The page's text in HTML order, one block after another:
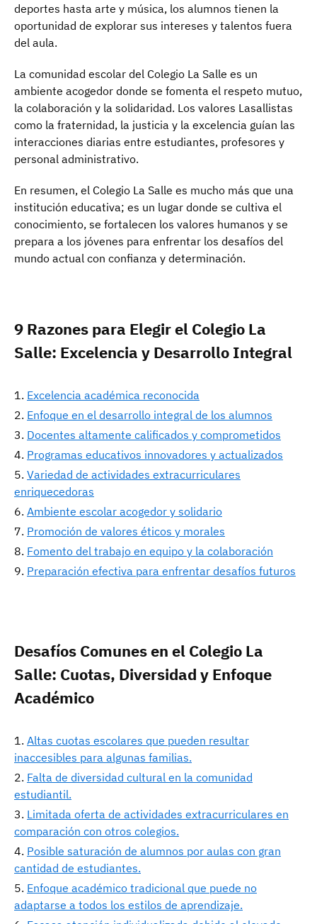
deportes hasta arte y música, los alumnos tienen la
oportunidad de explorar sus intereses y talentos fuera
del aula.
La comunidad escolar del Colegio La Salle es un
ambiente acogedor donde se fomenta el respeto mutuo,
la colaboración y la solidaridad. Los valores Lasallistas
como la fraternidad, la justicia y la excelencia guían las
interacciones diarias entre estudiantes, profesores y
personal administrativo.
En resumen, el Colegio La Salle es mucho más que una
institución educativa; es un lugar donde se cultiva el
conocimiento, se fortalecen los valores humanos y se
prepara a los jóvenes para enfrentar los desafíos del
mundo actual con confianza y determinación.
9 Razones para Elegir el Colegio La
Salle: Excelencia y Desarrollo Integral
Excelencia académica reconocida
Enfoque en el desarrollo integral de los alumnos
Docentes altamente calificados y comprometidos
Programas educativos innovadores y actualizados
Variedad de actividades extracurriculares
enriquecedoras
Ambiente escolar acogedor y solidario
Promoción de valores éticos y morales
Fomento del trabajo en equipo y la colaboración
Preparación efectiva para enfrentar desafíos futuros
Desafíos Comunes en el Colegio La
Salle: Cuotas, Diversidad y Enfoque
Académico
Altas cuotas escolares que pueden resultar
inaccesibles para algunas familias.
Falta de diversidad cultural en la comunidad
estudiantil.
Limitada oferta de actividades extracurriculares en
comparación con otros colegios.
Posible saturación de alumnos por aulas con gran
cantidad de estudiantes.
Enfoque académico tradicional que puede no
adaptarse a todos los estilos de aprendizaje.